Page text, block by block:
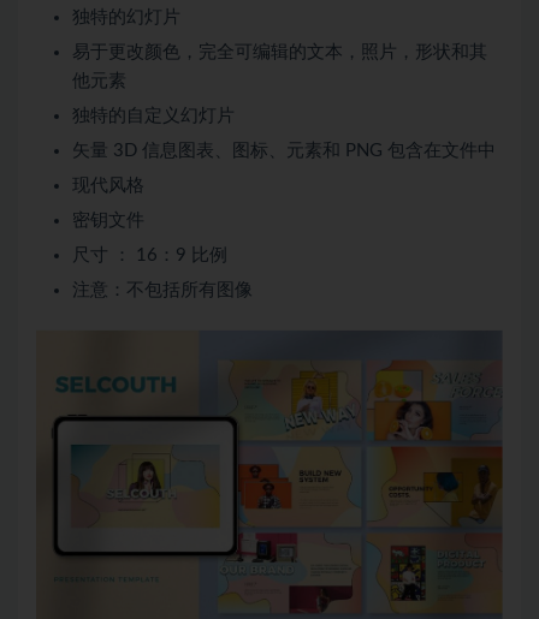
独特的幻灯片
易于更改颜色，完全可编辑的文本，照片，形状和其
他元素
独特的自定义幻灯片
矢量 3D 信息图表、图标、元素和 PNG 包含在文件中
现代风格
密钥文件
尺寸 ： 16：9 比例
注意：不包括所有图像